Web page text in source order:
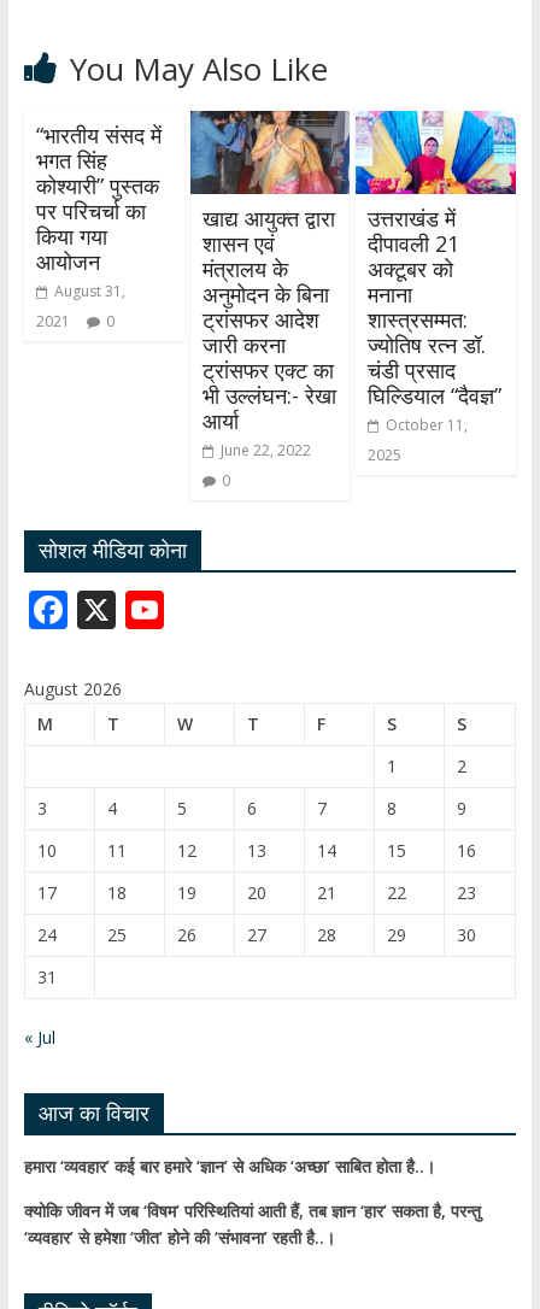
You May Also Like
“भारतीय संसद में
भगत सिंह
कोश्यारी” पुस्तक
पर परिचर्चा का
किया गया
आयोजन
August 31,
2021
0
खाद्य आयुक्त द्वारा
शासन एवं
मंत्रालय के
अनुमोदन के बिना
ट्रांसफर आदेश
जारी करना
ट्रांसफर एक्ट का
भी उल्लंघन:- रेखा
आर्या
June 22, 2022
0
उत्तराखंड में
दीपावली 21
अक्टूबर को
मनाना
शास्त्रसम्मत:
ज्योतिष रत्न डॉ.
चंडी प्रसाद
घिल्डियाल “दैवज्ञ”
October 11,
2025
सोशल मीडिया कोना
F
e
X Y
T
b
e
C
h
a
August 2026
M
T W T F S
S
1
2
3
4 5 6 7 8
9
10
11 12 13 14 15
16
17
18 19 20 21 22
23
24
25 26 27 28 29
30
31
« Jul
आज का विचार
हमारा ‘व्यवहार’ कई बार हमारे ‘ज्ञान’ से अधिक ‘अच्छा’ साबित होता है..।
क्योकि जीवन में जब ‘विषम’ परिस्थितियां आती हैं,तब ज्ञान ‘हार’ सकता है,परन्तु
‘व्यवहार’ से हमेशा ‘जीत’ होने की ‘संभावना’ रहती है..।